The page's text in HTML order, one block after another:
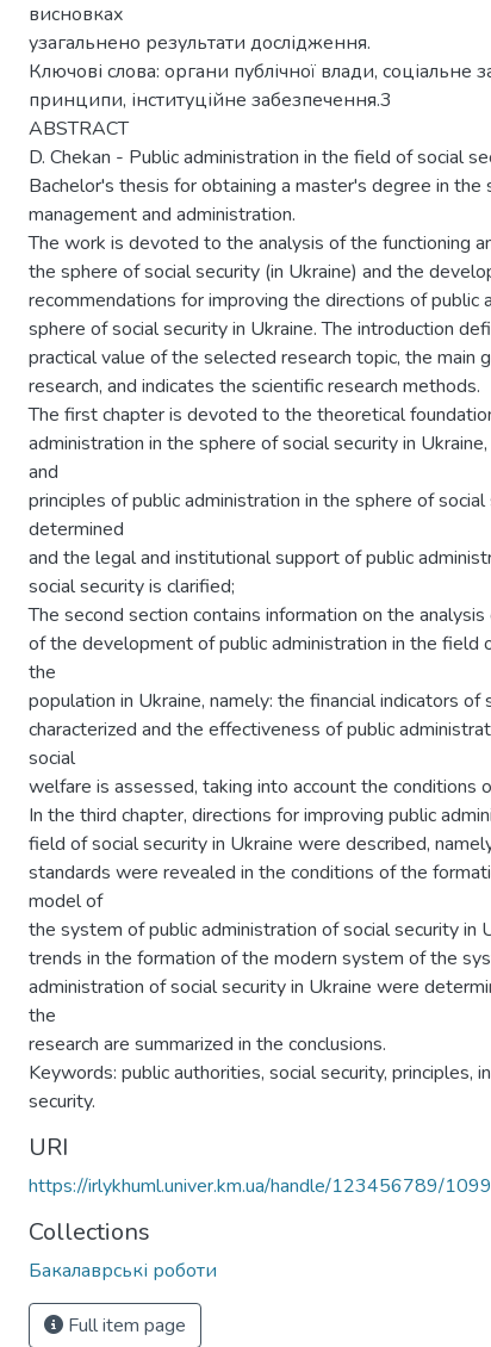
висновках
узагальнено результати дослідження.
Ключові слова: органи публічної влади, соціальне
принципи, інституційне забезпечення.3
ABSTRACT
D. Chekan - Public administration in the field of social
Bachelor's thesis for obtaining a master's degree in
management and administration.
The work is devoted to the analysis of the functioning
the sphere of social security (in Ukraine) and the
recommendations for improving the directions of public
sphere of social security in Ukraine. The introduction
practical value of the selected research topic, the main
research, and indicates the scientific research methods.
The first chapter is devoted to the theoretical
administration in the sphere of social security in
and
principles of public administration in the sphere of social
determined
and the legal and institutional support of public
social security is clarified;
The second section contains information on the
of the development of public administration in the field
the
population in Ukraine, namely: the financial indicators of
characterized and the effectiveness of public
social
welfare is assessed, taking into account the conditions
In the third chapter, directions for improving public
field of social security in Ukraine were described,
standards were revealed in the conditions of the
model of
the system of public administration of social security in
trends in the formation of the modern system of the
administration of social security in Ukraine were
the
research are summarized in the conclusions.
Keywords: public authorities, social security, principles,
security.
URI
https://irlykhuml.univer.km.ua/handle/123456789/1099
Collections
Бакалаврські роботи
Full item page